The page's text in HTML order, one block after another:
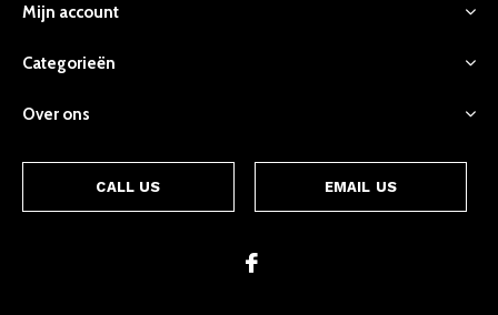
Mijn account
Categorieën
Over ons
CALL US EMAIL US